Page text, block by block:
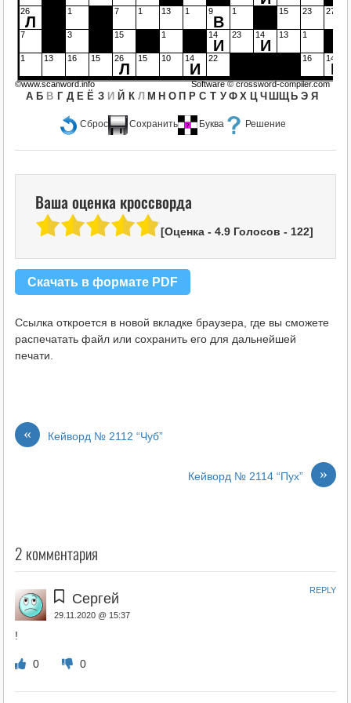
Сброс Сохранить Буква Решение
26
Л
1 7 1 13 1 9
В
1 15 23 27
7 3 15 1 14
И
23 14
И
13 1
1 13 16 15 26
Л
15 10 14
И
22 16 14
И
А Б В Г Д Е Ё З И Й К Л М Н О П Р С Т У Ф Х Ц Ч Ш Щ Ь Э Я
©www.scanword.info Software ©crossword-compiler.com
Ваша оценка кроссворда
[Оценка - 4.9Голосов - 122]
Скачать в формате PDF
Ссылка откроется в новой вкладке браузера, где вы сможете
распечатать файл или сохранить его для дальнейшей
печати.
« Кейворд № 2112 “Чуб”
»
Кейворд № 2114 “Пух”
2 комментария
Сергей
29.11.2020 @ 15:37
!
0 0
REPLY